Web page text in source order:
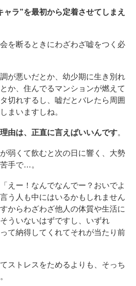
ャラ”を最初から定着させてしまえ
を断るときにわざわざ嘘をつく必
が悪いだとか、幼少期に生き別れ
か、住んでるマンションが燃えて
切れするし、嘘だとバレたら周囲
まいますしね。
由は、正直に言えばいいんです。
弱くて飲むと次の日に響く、大勢
手で…。
えー！なんでなんでー？おいでよ
う人も中にはいるかもしれません
からわざわざ他人の体質や生活に
ういないはずですし、いずれ
て納得してくれてそれが当たり前
ストレスをためるよりも、そっち